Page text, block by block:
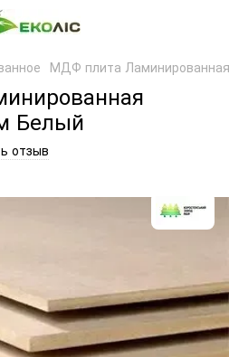
МДФ плита
Белый
отзыв